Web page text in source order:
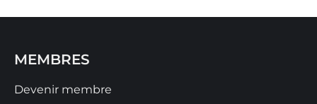
MEMBRES
Devenir membre